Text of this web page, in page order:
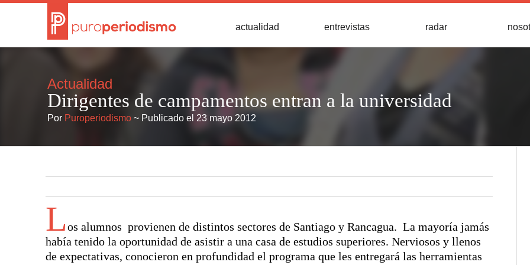
actualidad entrevistas radar
Actualidad
Dirigentes de campamentos entran a la universidad
Por Puroperiodismo ~ Publicado el 23 mayo 2012
Los alumnos provienen de distintos sectores de Santiago y Rancagua. La mayoría jamás
había tenido la oportunidad de asistir a una casa de estudios superiores. Nerviosos y llenos
de expectativas, conocieron en profundidad el programa que les entregará las herramientas